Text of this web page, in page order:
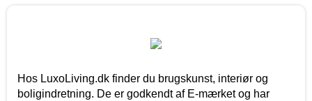
Hos LuxoLiving.dk finder du brugskunst, interiør og
boligindretning. De er godkendt af E-mærket og har